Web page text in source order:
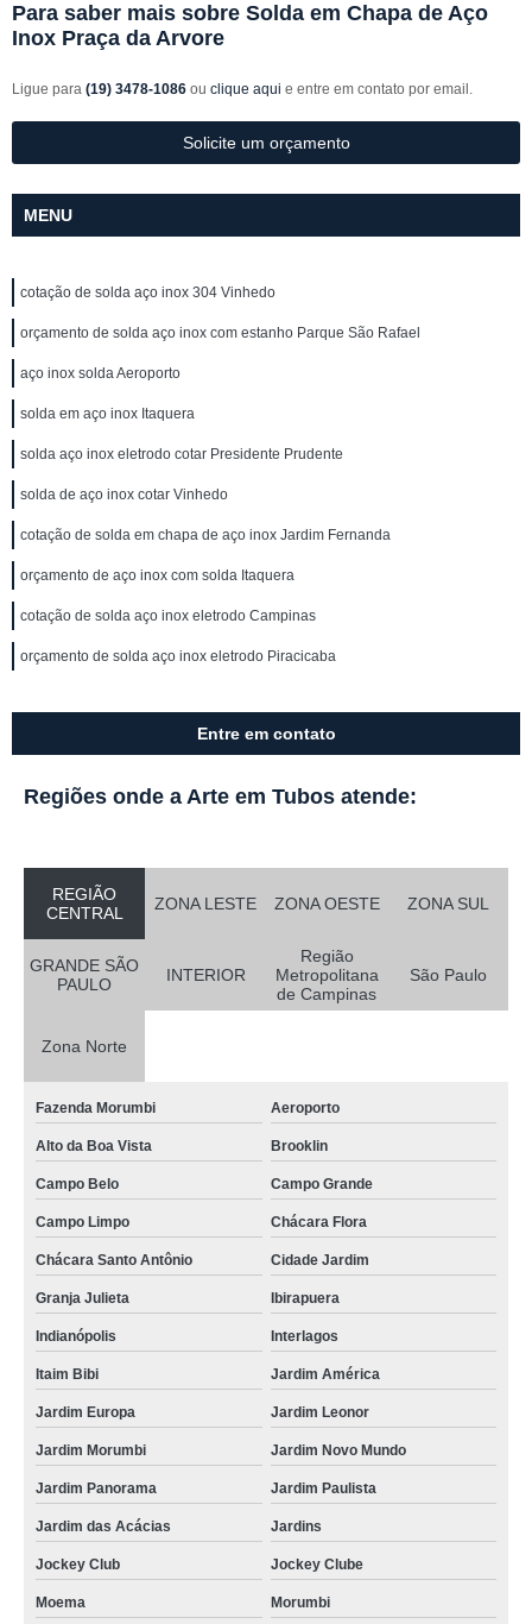
Para saber mais sobre Solda em Chapa de Aço
Inox Praça da Arvore
Ligue para (19) 3478-1086 ou clique aqui e entre em contato por email.
Solicite um orçamento
MENU
cotação de solda aço inox 304 Vinhedo
orçamento de solda aço inox com estanho Parque São Rafael
aço inox solda Aeroporto
solda em aço inox Itaquera
solda aço inox eletrodo cotar Presidente Prudente
solda de aço inox cotar Vinhedo
cotação de solda em chapa de aço inox Jardim Fernanda
orçamento de aço inox com solda Itaquera
cotação de solda aço inox eletrodo Campinas
orçamento de solda aço inox eletrodo Piracicaba
Entre em contato
Regiões onde a Arte em Tubos atende:
REGIÃO
CENTRAL
ZONA LESTE ZONA OESTE ZONA SUL
GRANDE SÃO
PAULO
INTERIOR
Região
Metropolitana
de Campinas
São Paulo
Zona Norte
Fazenda Morumbi Aeroporto
Alto da Boa Vista Brooklin
Campo Belo Campo Grande
Campo Limpo Chácara Flora
Chácara Santo Antônio Cidade Jardim
Granja Julieta Ibirapuera
Indianópolis Interlagos
Itaim Bibi Jardim América
Jardim Europa Jardim Leonor
Jardim Morumbi Jardim Novo Mundo
Jardim Panorama Jardim Paulista
Jardim das Acácias Jardins
Jockey Club Jockey Clube
Moema Morumbi